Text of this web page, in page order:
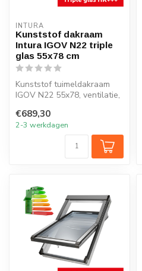
INTURA
Kunststof dakraam
Intura IGOV N22 triple
glas 55x78 cm
Kunststof tuimeldakraam
IGOV N22 55x78, ventilatie,
€689,30
2-3 werkdagen